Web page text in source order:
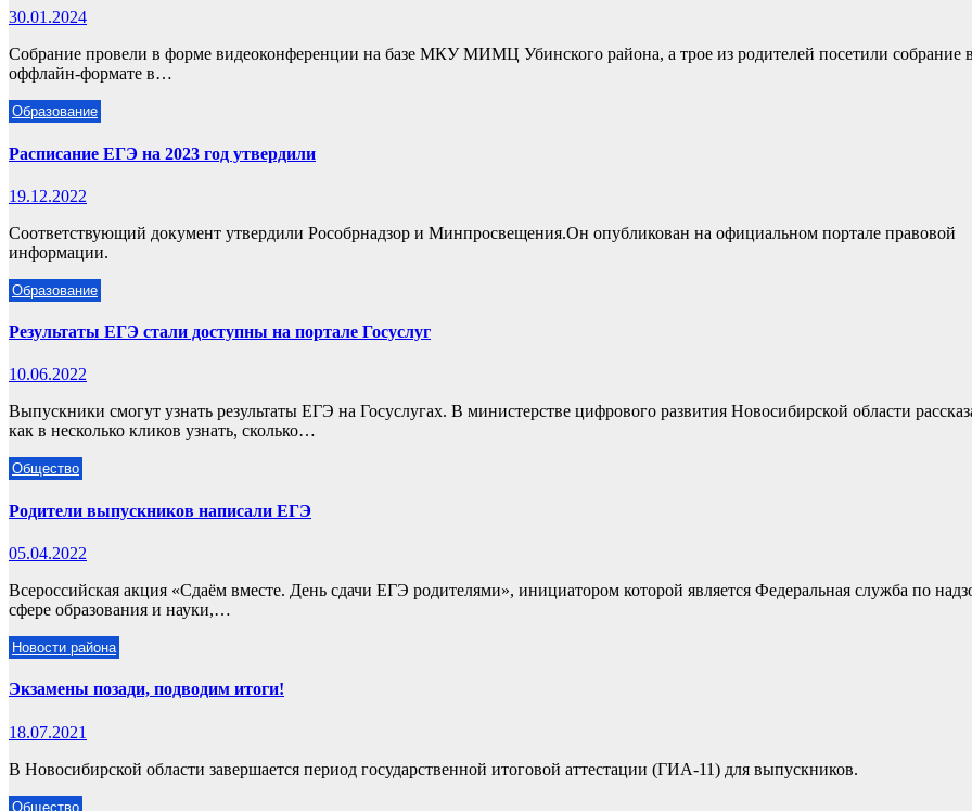
30.01.2024
Собрание провели в форме видеоконференции на базе МКУ МИМЦ Убинского района, а трое из родителей посетили собрание
оффлайн-формате в…
Образование
Расписание ЕГЭ на 2023 год утвердили
19.12.2022
Соответствующий документ утвердили Рособрнадзор и Минпросвещения.Он опубликован на официальном портале правовой
информации.
Образование
Результаты ЕГЭ стали доступны на портале Госуслуг
10.06.2022
Выпускники смогут узнать результаты ЕГЭ на Госуслугах. В министерстве цифрового развития Новосибирской области
как в несколько кликов узнать, сколько…
Общество
Родители выпускников написали ЕГЭ
05.04.2022
Всероссийская акция «Сдаём вместе. День сдачи ЕГЭ родителями», инициатором которой является Федеральная служба по
сфере образования и науки,…
Новости района
Экзамены позади, подводим итоги!
18.07.2021
В Новосибирской области завершается период государственной итоговой аттестации (ГИА-11) для выпускников.
Общество